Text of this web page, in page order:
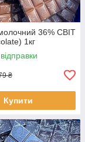
36% СВІТ
1кг
₴
Купити